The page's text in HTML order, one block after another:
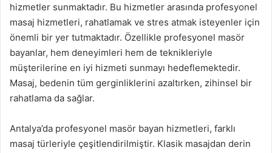
hizmetler sunmaktadır. Bu hizmetler arasında profesyonel
masaj hizmetleri, rahatlamak ve stres atmak isteyenler için
önemli bir yer tutmaktadır. Özellikle profesyonel masör
bayanlar, hem deneyimleri hem de teknikleriyle
müşterilerine en iyi hizmeti sunmayı hedeflemektedir.
Masaj, bedenin tüm gerginliklerini azaltırken, zihinsel bir
rahatlama da sağlar.
Antalya’da profesyonel masör bayan hizmetleri, farklı
masaj türleriyle çeşitlendirilmiştir. Klasik masajdan derin